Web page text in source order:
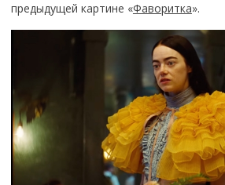
предыдущей картине «Фаворитка».